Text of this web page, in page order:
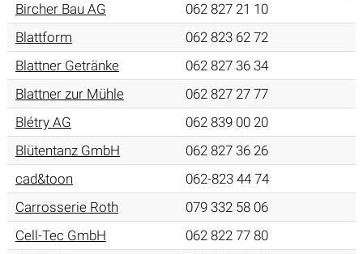
Bircher Bau AG
062 827 21 10
Blattform
062 823 62 72
Blattner Getränke
062 827 36 34
Blattner zur Mühle
062 827 27 77
Blétry AG
062 839 00 20
Blütentanz GmbH
062 827 36 26
cad&toon
062-823 44 74
Carrosserie Roth
079 332 58 06
Cell-Tec GmbH
062 822 77 80